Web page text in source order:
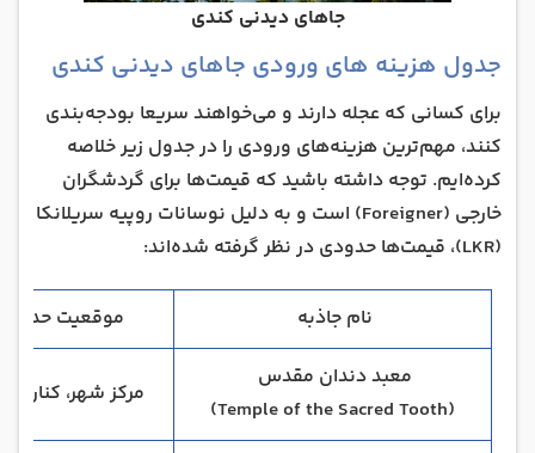
جاهای دیدنی کندی
جدول هزینه‌ های ورودی جاهای دیدنی کندی
برای کسانی که عجله دارند و می‌خواهند سریعا بودجه‌بندی
کنند، مهم‌ترین هزینه‌های ورودی را در جدول زیر خلاصه
کرده‌ایم. توجه داشته باشید که قیمت‌ها برای گردشگران
خارجی (Foreigner) است و به دلیل نوسانات روپیه سریلانکا
(LKR)، قیمت‌ها حدودی در نظر گرفته شده‌اند:
نام جاذبه
موقعیت
معبد دندان مقدس
(Temple of the Sacred Tooth)
مرکز شهر، کنار